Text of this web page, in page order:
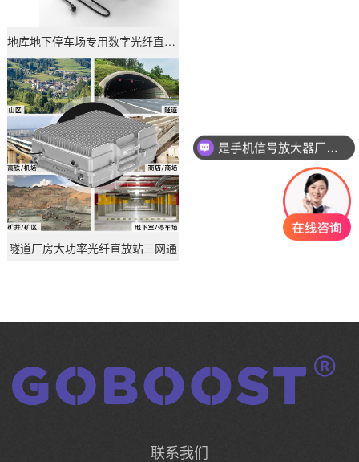
地库地下停车场专用数字光纤直放站
查看详情
隧道厂房大功率光纤直放站三网通
联系我们
是手机信号放大器厂家吗